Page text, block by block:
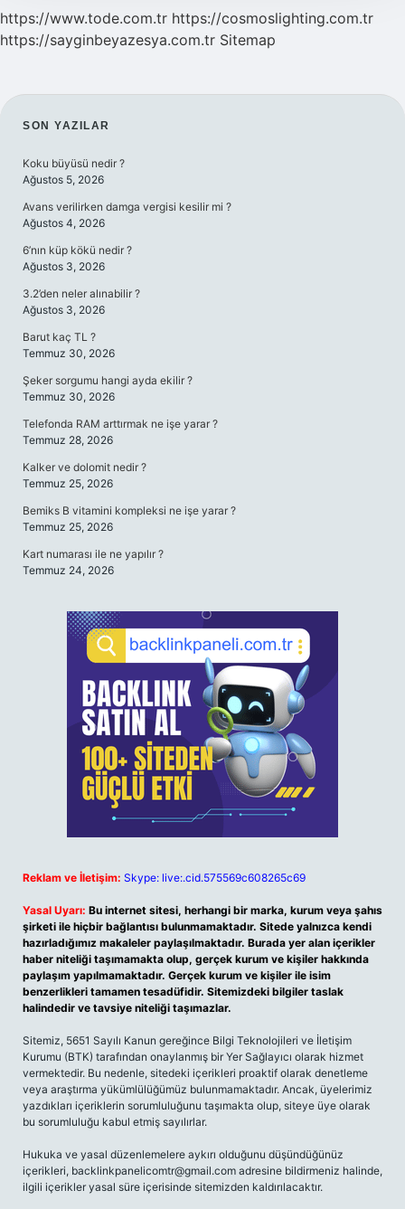
https://www.tode.com.tr https://cosmoslighting.com.tr
https://sayginbeyazesya.com.tr Sitemap
SIDEBAR
SON YAZILAR
Koku büyüsü nedir ?
Ağustos 5, 2026
Avans verilirken damga vergisi kesilir mi ?
Ağustos 4, 2026
6’nın küp kökü nedir ?
Ağustos 3, 2026
3.2’den neler alınabilir ?
Ağustos 3, 2026
Barut kaç TL ?
Temmuz 30, 2026
Şeker sorgumu hangi ayda ekilir ?
Temmuz 30, 2026
Telefonda RAM arttırmak ne işe yarar ?
Temmuz 28, 2026
Kalker ve dolomit nedir ?
Temmuz 25, 2026
Bemiks B vitamini kompleksi ne işe yarar ?
Temmuz 25, 2026
Kart numarası ile ne yapılır ?
Temmuz 24, 2026
Reklam ve İletişim: Skype: live:.cid.575569c608265c69
Yasal Uyarı: Bu internet sitesi, herhangi bir marka, kurum veya şahıs
şirketi ile hiçbir bağlantısı bulunmamaktadır. Sitede yalnızca kendi
hazırladığımız makaleler paylaşılmaktadır. Burada yer alan içerikler
haber niteliği taşımamakta olup, gerçek kurum ve kişiler hakkında
paylaşım yapılmamaktadır. Gerçek kurum ve kişiler ile isim
benzerlikleri tamamen tesadüfidir. Sitemizdeki bilgiler taslak
halindedir ve tavsiye niteliği taşımazlar.
Sitemiz, 5651 Sayılı Kanun gereğince Bilgi Teknolojileri ve İletişim
Kurumu (BTK) tarafından onaylanmış bir Yer Sağlayıcı olarak hizmet
vermektedir. Bu nedenle, sitedeki içerikleri proaktif olarak denetleme
veya araştırma yükümlülüğümüz bulunmamaktadır. Ancak, üyelerimiz
yazdıkları içeriklerin sorumluluğunu taşımakta olup, siteye üye olarak
bu sorumluluğu kabul etmiş sayılırlar.
Hukuka ve yasal düzenlemelere aykırı olduğunu düşündüğünüz
içerikleri, backlinkpanelicomtr@gmail.com adresine bildirmeniz halinde,
ilgili içerikler yasal süre içerisinde sitemizden kaldırılacaktır.